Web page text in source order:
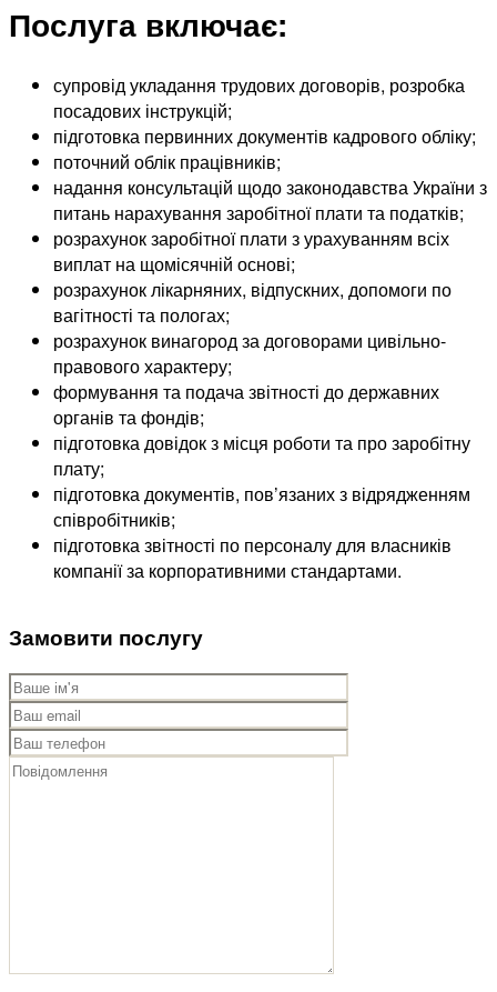
Послуга включає:
супровід укладання трудових договорів, розробка
посадових інструкцій;
підготовка первинних документів кадрового обліку;
поточний облік працівників;
надання консультацій щодо законодавства України з
питань нарахування заробітної плати та податків;
розрахунок заробітної плати з урахуванням всіх
виплат на щомісячній основі;
розрахунок лікарняних, відпускних, допомоги по
вагітності та пологах;
розрахунок винагород за договорами цивільно-
правового характеру;
формування та подача звітності до державних
органів та фондів;
підготовка довідок з місця роботи та про заробітну
плату;
підготовка документів, пов’язаних з відрядженням
співробітників;
підготовка звітності по персоналу для власників
компанії за корпоративними стандартами.
Замовити послугу